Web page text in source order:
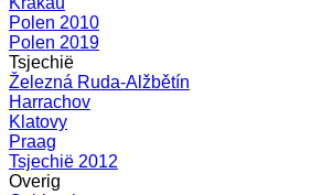
Polen 2010
Polen 2019
Tsjechië
Železná Ruda-Alžbětín
Harrachov
Klatovy
Praag
Tsjechië 2012
Overig